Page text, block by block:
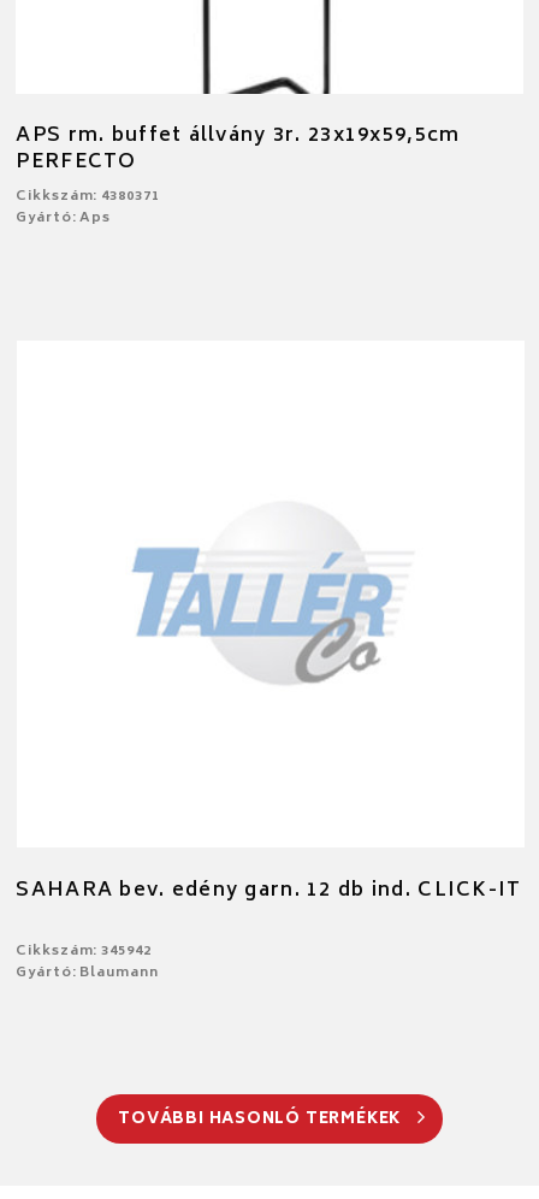
APS rm. buffet állvány 3r. 23x19x59,5cm
PERFECTO
Cikkszám: 4380371
Gyártó: Aps
SAHARA bev. edény garn. 12 db ind. CLICK-IT
Cikkszám: 345942
Gyártó: Blaumann
TOVÁBBI HASONLÓ TERMÉKEK